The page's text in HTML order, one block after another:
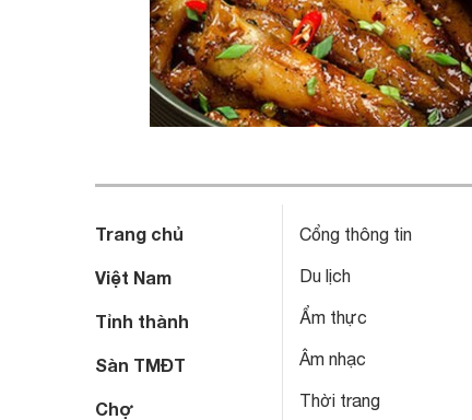
Trang chủ
Việt Nam
Tỉnh thành
Sàn TMĐT
Chợ
Cổng thông tin
Du lịch
Ẩm thực
Âm nhạc
Thời trang